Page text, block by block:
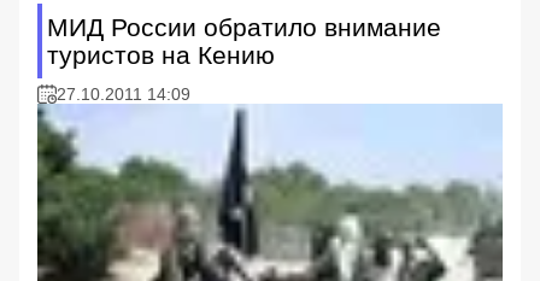
МИД России обратило внимание
туристов на Кению
27.10.2011 14:09